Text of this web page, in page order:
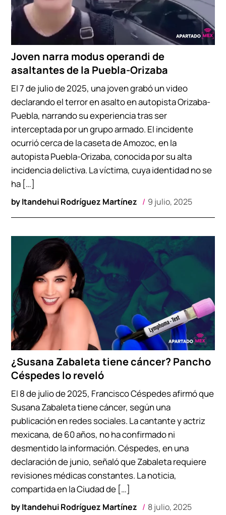
Joven narra modus operandi de
asaltantes de la Puebla-Orizaba
byItandehui Rodríguez Martínez 9 julio, 2025
El 7 de julio de 2025, una joven grabó un video
declarando el terror en asalto en autopista Orizaba-
Puebla, narrando su experiencia tras ser
interceptada por un grupo armado. El incidente
ocurrió cerca de la caseta de Amozoc, en la
autopista Puebla-Orizaba, conocida por su alta
incidencia delictiva. La víctima, cuya identidad no se
ha […]
¿Susana Zabaleta tiene cáncer? Pancho
Céspedes lo reveló
byItandehui Rodríguez Martínez 8 julio, 2025
El 8 de julio de 2025, Francisco Céspedes afirmó que
Susana Zabaleta tiene cáncer, según una
publicación en redes sociales. La cantante y actriz
mexicana, de 60 años, no ha confirmado ni
desmentido la información. Céspedes, en una
declaración de junio, señaló que Zabaleta requiere
revisiones médicas constantes. La noticia,
compartida en la Ciudad de […]